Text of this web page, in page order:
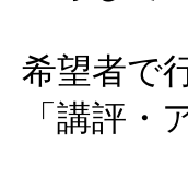
希望者で
「講評